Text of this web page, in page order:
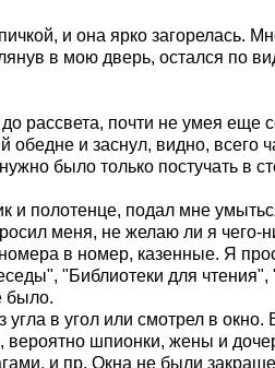
и она ярко загорелась.
в мою дверь, остался по
рассвета, почти не умея еще
обедне и заснул, видно, всего
было только постучать в
и полотенце, подал мне
меня, не желаю ли я чего-
в номер, казенные. Я
"Библиотеки для
было.
в угол или смотрел в
шпионки, жены и
и пр. Окна не были